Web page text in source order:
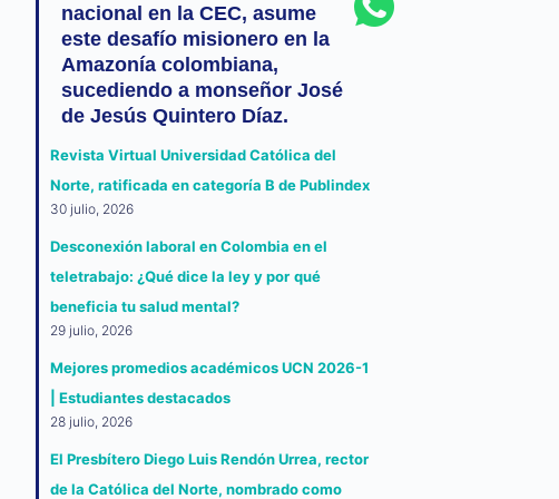
nacional en la CEC, asume
este desafío misionero en la
Amazonía colombiana,
sucediendo a monseñor José
de Jesús Quintero Díaz.
Revista Virtual Universidad Católica del
Norte, ratificada en categoría B de Publindex
30 julio, 2026
Desconexión laboral en Colombia en el
teletrabajo: ¿Qué dice la ley y por qué
beneficia tu salud mental?
29 julio, 2026
Mejores promedios académicos UCN 2026-1
| Estudiantes destacados
28 julio, 2026
El Presbítero Diego Luis Rendón Urrea, rector
de la Católica del Norte, nombrado como